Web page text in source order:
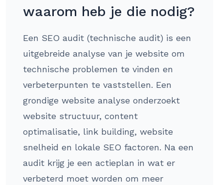
waarom heb je die nodig?
Een SEO audit (technische audit) is een
uitgebreide analyse van je website om
technische problemen te vinden en
verbeterpunten te vaststellen. Een
grondige website analyse onderzoekt
website structuur, content
optimalisatie, link building, website
snelheid en lokale SEO factoren. Na een
audit krijg je een actieplan in wat er
verbeterd moet worden om meer